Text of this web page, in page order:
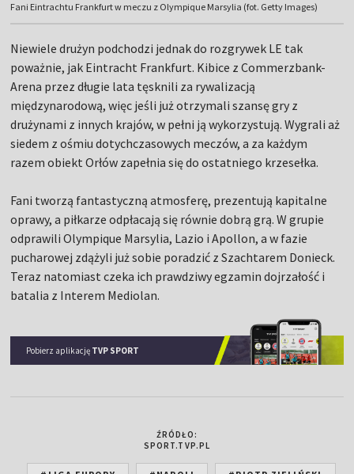
Fani Eintrachtu Frankfurt w meczu z Olympique Marsylia (fot. Getty Images)
Niewiele drużyn podchodzi jednak do rozgrywek LE tak
poważnie, jak Eintracht Frankfurt. Kibice z Commerzbank-
Arena przez długie lata tęsknili za rywalizacją
międzynarodową, więc jeśli już otrzymali szansę gry z
drużynami z innych krajów, w pełni ją wykorzystują. Wygrali aż
siedem z ośmiu dotychczasowych meczów, a za każdym
razem obiekt Orłów zapełnia się do ostatniego krzesełka.
Fani tworzą fantastyczną atmosferę, prezentują kapitalne
oprawy, a piłkarze odpłacają się równie dobrą grą. W grupie
odprawili Olympique Marsylia, Lazio i Apollon, a w fazie
pucharowej zdążyli już sobie poradzić z Szachtarem Donieck.
Teraz natomiast czeka ich prawdziwy egzamin dojrzałość i
batalia z Interem Mediolan.
Pobierz aplikację TVP SPORT
ŹRÓDŁO:
SPORT.TVP.PL